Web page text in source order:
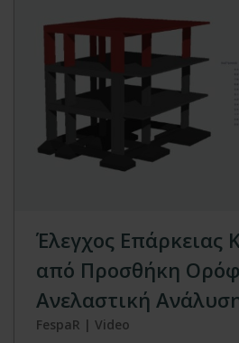
Έλεγχος Επάρκειας
από Προσθήκη
Ανελαστική
FespaR | Video